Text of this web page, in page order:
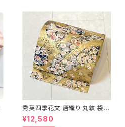
秀英四季花文 唐織り 丸紋 袋帯
正絹 金糸 ゴールド 紺 ピンク 7
05
¥12,580